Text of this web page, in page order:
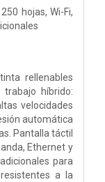
hojas, Wi-Fi,
rellenables
híbrido:
velocidades
automática
Pantalla táctil
Ethernet y
para
a la